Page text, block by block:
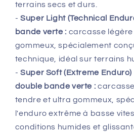
terrains secs et durs.
-Super Light (Technical
bande verte : carcasse
gommeux, spécialement
technique, idéal sur terrains
-Super Soft (Extreme
double bande verte :
tendre et ultra gommeux,
l'enduro extrême à basse
conditions humides et